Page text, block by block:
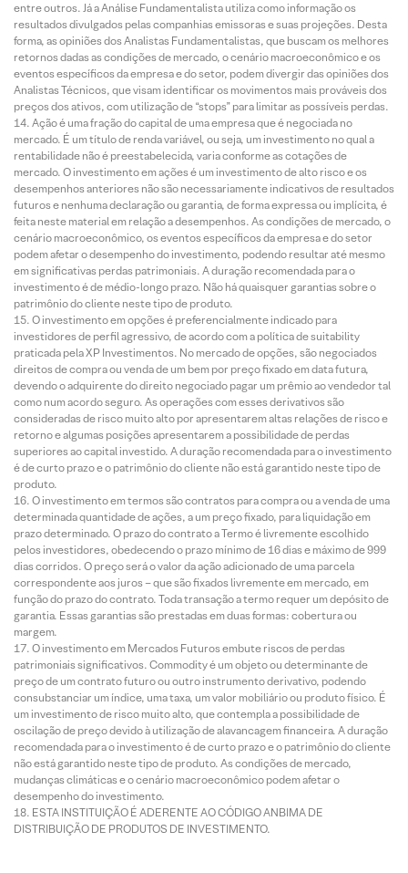
entre outros. Já a Análise Fundamentalista utiliza como informação os
resultados divulgados pelas companhias emissoras e suas projeções. Desta
forma, as opiniões dos Analistas Fundamentalistas, que buscam os melhores
retornos dadas as condições de mercado, o cenário macroeconômico e os
eventos específicos da empresa e do setor, podem divergir das opiniões dos
Analistas Técnicos, que visam identificar os movimentos mais prováveis dos
preços dos ativos, com utilização de “stops” para limitar as possíveis perdas.
Ação é uma fração do capital de uma empresa que é negociada no
mercado. É um título de renda variável, ou seja, um investimento no qual a
rentabilidade não é preestabelecida, varia conforme as cotações de
mercado. O investimento em ações é um investimento de alto risco e os
desempenhos anteriores não são necessariamente indicativos de resultados
futuros e nenhuma declaração ou garantia, de forma expressa ou implícita, é
feita neste material em relação a desempenhos. As condições de mercado, o
cenário macroeconômico, os eventos específicos da empresa e do setor
podem afetar o desempenho do investimento, podendo resultar até mesmo
em significativas perdas patrimoniais. A duração recomendada para o
investimento é de médio-longo prazo. Não há quaisquer garantias sobre o
patrimônio do cliente neste tipo de produto.
O investimento em opções é preferencialmente indicado para
investidores de perfil agressivo, de acordo com a política de suitability
praticada pela XP Investimentos. No mercado de opções, são negociados
direitos de compra ou venda de um bem por preço fixado em data futura,
devendo o adquirente do direito negociado pagar um prêmio ao vendedor tal
como num acordo seguro. As operações com esses derivativos são
consideradas de risco muito alto por apresentarem altas relações de risco e
retorno e algumas posições apresentarem a possibilidade de perdas
superiores ao capital investido. A duração recomendada para o investimento
é de curto prazo e o patrimônio do cliente não está garantido neste tipo de
produto.
O investimento em termos são contratos para compra ou a venda de uma
determinada quantidade de ações, a um preço fixado, para liquidação em
prazo determinado. O prazo do contrato a Termo é livremente escolhido
pelos investidores, obedecendo o prazo mínimo de 16 dias e máximo de 999
dias corridos. O preço será o valor da ação adicionado de uma parcela
correspondente aos juros – que são fixados livremente em mercado, em
função do prazo do contrato. Toda transação a termo requer um depósito de
garantia. Essas garantias são prestadas em duas formas: cobertura ou
margem.
O investimento em Mercados Futuros embute riscos de perdas
patrimoniais significativos. Commodity é um objeto ou determinante de
preço de um contrato futuro ou outro instrumento derivativo, podendo
consubstanciar um índice, uma taxa, um valor mobiliário ou produto físico. É
um investimento de risco muito alto, que contempla a possibilidade de
oscilação de preço devido à utilização de alavancagem financeira. A duração
recomendada para o investimento é de curto prazo e o patrimônio do cliente
não está garantido neste tipo de produto. As condições de mercado,
mudanças climáticas e o cenário macroeconômico podem afetar o
desempenho do investimento.
ESTA INSTITUIÇÃO É ADERENTE AO CÓDIGO ANBIMA DE
DISTRIBUIÇÃO DE PRODUTOS DE INVESTIMENTO.